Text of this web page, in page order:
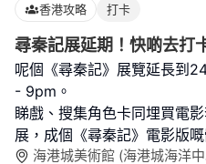
香港攻略 打卡
尋秦記展延期！快啲去打
呢個《尋秦記》展覽延長到
- 9pm。
睇戲、搜集角色卡同埋買電
展，成個《尋秦記》電影版
海港城美術館 (海港城海洋